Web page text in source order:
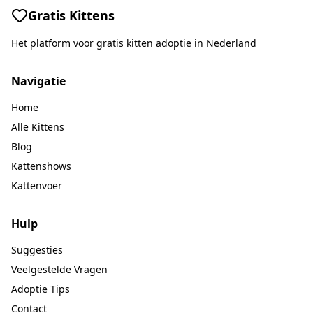
Gratis Kittens
Het platform voor gratis kitten adoptie in Nederland
Navigatie
Home
Alle Kittens
Blog
Kattenshows
Kattenvoer
Hulp
Suggesties
Veelgestelde Vragen
Adoptie Tips
Contact